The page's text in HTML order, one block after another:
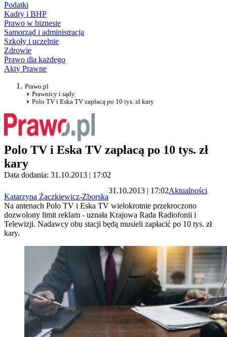
Podatki
Kadry i BHP
Prawo w biznesie
Samorząd i administracja
Szkoły i uczelnie
Zdrowie
Prawo dla każdego
Akty Prawne
Prawo.pl
Prawnicy i sądy
Polo TV i Eska TV zapłacą po 10 tys. zł kary
Polo TV i Eska TV zapłacą po 10 tys. zł
kary
Data dodania: 31.10.2013 | 17:02
Katarzyna Żaczkiewicz-Zborska
31.10.2013 | 17:02Aktualności
Na antenach Polo TV i Eska TV wielokrotnie przekroczono
dozwolony limit reklam - uznała Krajowa Rada Radiofonii i
Telewizji. Nadawcy obu stacji będą musieli zapłacić po 10 tys. zł
kary.